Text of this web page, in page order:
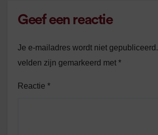
Geef een reactie
Je e-mailadres wordt niet gepubliceerd.
velden zijn gemarkeerd met *
Reactie *